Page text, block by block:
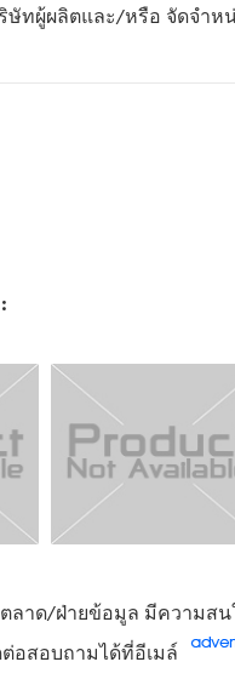
ษัทผู้ผลิตและ/หรือ จัดจำห
ตลาด/ฝ่ายข้อมูล มีความ
อสอบถามได้ที่อีเมล์